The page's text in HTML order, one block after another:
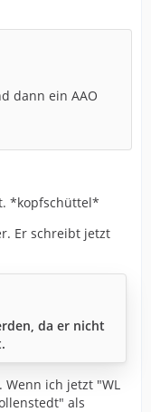
dann ein AAO
*kopfschüttel*
Er schreibt jetzt
da er nicht
Wenn ich jetzt "WL
als